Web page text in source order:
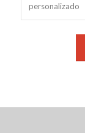
personalizado